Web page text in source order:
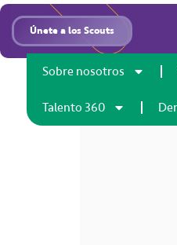
Únete a los Scouts
Sobre nosotros
Talento 360
Inicio/Insignias/